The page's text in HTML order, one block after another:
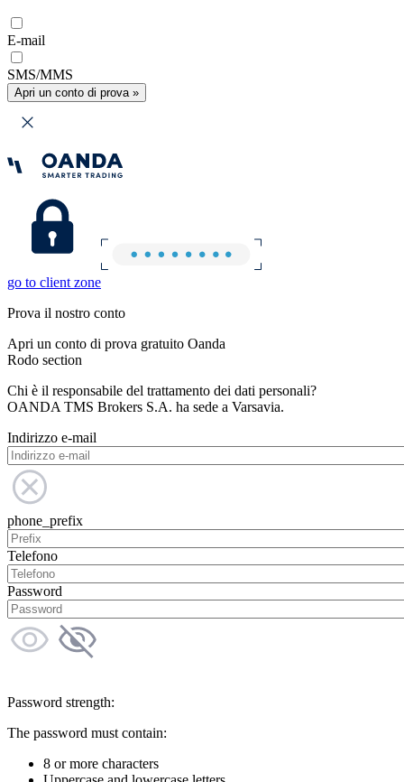
E-mail
SMS/MMS
Apri un conto di prova »
go to client zone
Prova il nostro conto
Apri un conto di prova gratuito Oanda
Rodo section
Chi è il responsabile del trattamento dei dati personali?
OANDA TMS Brokers S.A. ha sede a Varsavia.
Indirizzo e-mail
phone_prefix
Telefono
Password
Password strength:
The password must contain:
8 or more characters